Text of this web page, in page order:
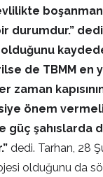
durumdur.”
de TBMM en
zaman
önem
güç şahıslarda
dedi. Tarhan, 28
olduğunu da